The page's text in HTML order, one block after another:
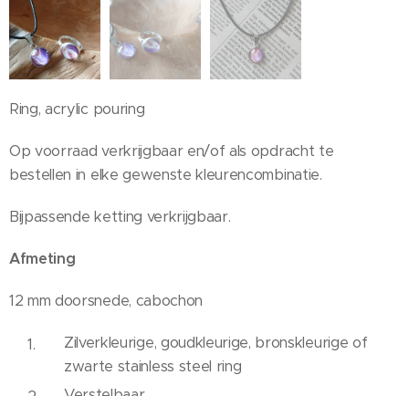
Ring, acrylic pouring
Op voorraad verkrijgbaar en/of als opdracht te
bestellen in elke gewenste kleurencombinatie.
Bijpassende ketting verkrijgbaar.
Afmeting
12 mm doorsnede, cabochon
Zilverkleurige, goudkleurige, bronskleurige of
zwarte stainless steel ring